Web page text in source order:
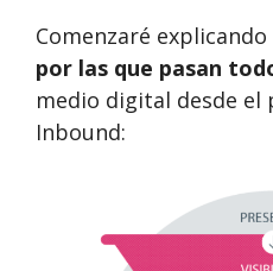
Comenzaré
por las que pasan
medio digital desde el
Inbound: